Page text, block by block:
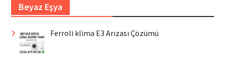
Beyaz Eşya
Ferroli klima E3 Arızası Çözümü